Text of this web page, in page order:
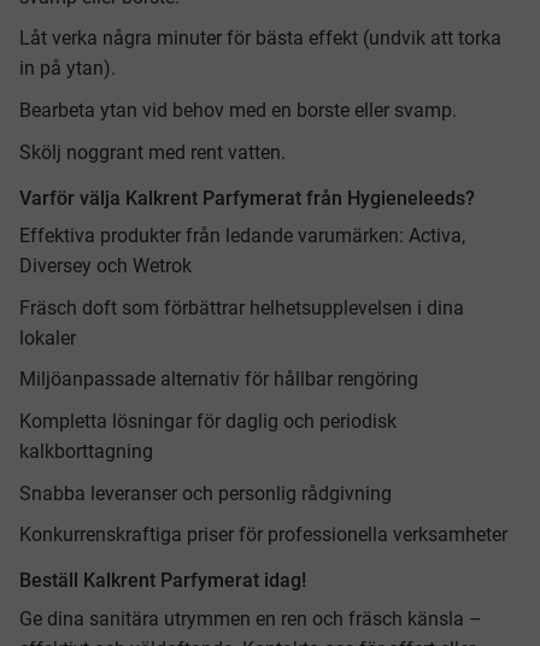
Låt verka några minuter för bästa effekt (undvik att torka
in på ytan).
Bearbeta ytan vid behov med en borste eller svamp.
Skölj noggrant med rent vatten.
Varför välja Kalkrent Parfymerat från Hygieneleeds?
Effektiva produkter från ledande varumärken: Activa,
Diversey och Wetrok
Fräsch doft som förbättrar helhetsupplevelsen i dina
lokaler
Miljöanpassade alternativ för hållbar rengöring
Kompletta lösningar för daglig och periodisk
kalkborttagning
Snabba leveranser och personlig rådgivning
Konkurrenskraftiga priser för professionella verksamheter
Beställ Kalkrent Parfymerat idag!
Ge dina sanitära utrymmen en ren och fräsch känsla –